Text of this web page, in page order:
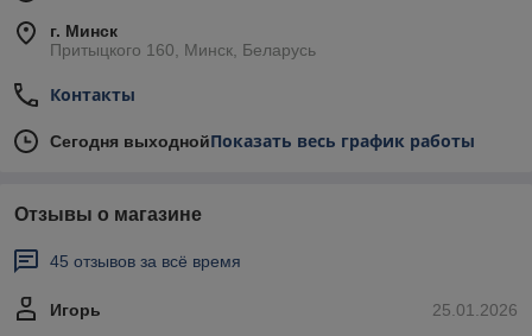
г. Минск
Притыцкого 160, Минск, Беларусь
Контакты
Сегодня выходнойПоказать весь график работы
Отзывы о магазине
45 отзывов за всё время
25.01.2026
Игорь